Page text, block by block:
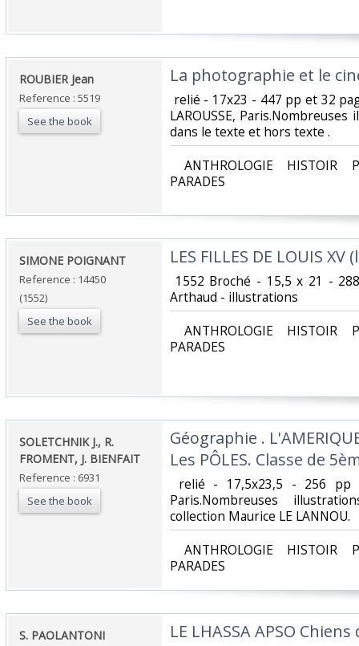
‎ROUBIER Jean‎
Reference : 5519
See the book
‎La photographie et le
relié - 17x23 - 447 pp et 32
LAROUSSE,
dans le texte et hors texte .‎
ANTHROLOGIE HISTOIR
PARADES‎
‎SIMONE POIGNANT ‎
Reference : 14450
(1552)
See the book
‎LES FILLES DE LOUIS
1552 Broché - 15,5 x 21 -
Arthaud - illustrations ‎
ANTHROLOGIE HISTOIR
PARADES‎
‎SOLETCHNIK J., R.
FROMENT, J. BIENFAIT‎
Reference : 6931
See the book
‎Géographie .
Les PÔLES. Classe de
relié - 17,5x23,5 - 256 pp
Paris.Nombreuses
collection Maurice LE LANNOU. ‎
ANTHROLOGIE HISTOIR
PARADES‎
‎S. PAOLANTONI‎ ‎LE LHASSA APSO Chiens